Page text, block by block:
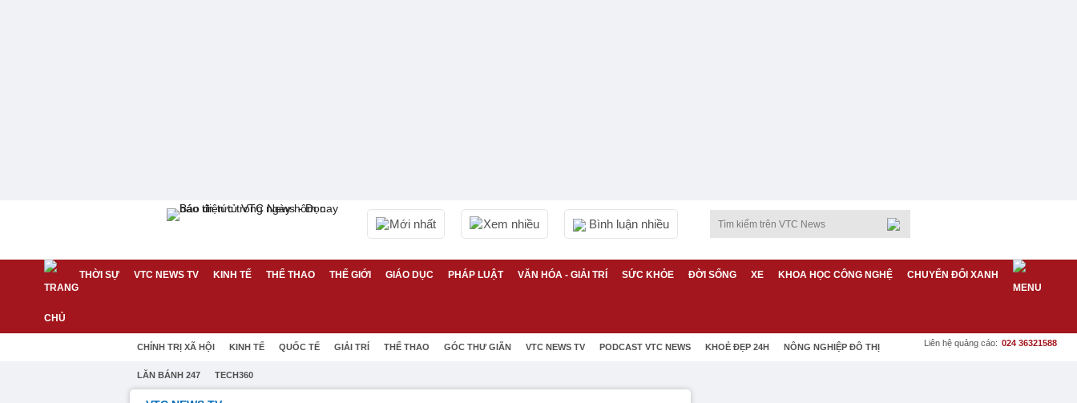
Mới nhất Xem nhiều Bình luận nhiều
THỜI SỰ VTC NEWS TV KINH TẾ THỂ THAO THẾ GIỚI GIÁO DỤC PHÁP LUẬT VĂN HÓA - GIẢI TRÍ SỨC KHỎE ĐỜI SỐNG XE KHOA HỌC CÔNG NGHỆ CHUYỂN ĐỔI XANH
CHÍNH TRỊ XÃ HỘI KINH TẾ QUỐC TẾ GIẢI TRÍ THỂ THAO GÓC THƯ GIÃN VTC NEWS TV PODCAST VTC NEWS KHOẺ ĐẸP 24H NÔNG NGHIỆP ĐÔ THỊ
LĂN BÁNH 247 TECH360
Liên hệ quảng cáo: 024 36321588